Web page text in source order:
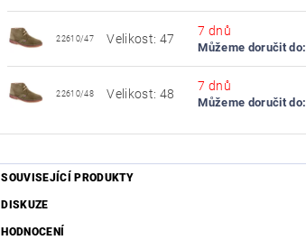
22610/47 Velikost: 47
7 dnů
Můžeme doručit do:
22610/48 Velikost: 48
7 dnů
Můžeme doručit do:
SOUVISEJÍCÍ PRODUKTY
DISKUZE
HODNOCENÍ